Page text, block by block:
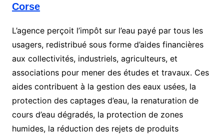
Corse
L’agence perçoit l’impôt sur l’eau payé par tous les
usagers, redistribué sous forme d’aides financières
aux collectivités, industriels, agriculteurs, et
associations pour mener des études et travaux. Ces
aides contribuent à la gestion des eaux usées, la
protection des captages d’eau, la renaturation de
cours d’eau dégradés, la protection de zones
humides, la réduction des rejets de produits